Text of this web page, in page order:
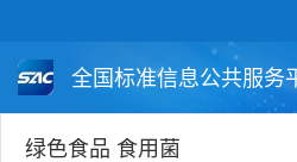
全国标准信息公共服务
国家标准
绿色食品 食用菌